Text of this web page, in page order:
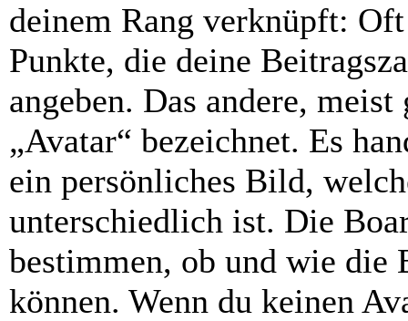
deinem Rang verknüpft:
Punkte, die deine
angeben. Das andere,
„Avatar“ bezeichnet. Es
ein persönliches Bild,
unterschiedlich ist. Die
bestimmen, ob und wie die
können. Wenn du keinen